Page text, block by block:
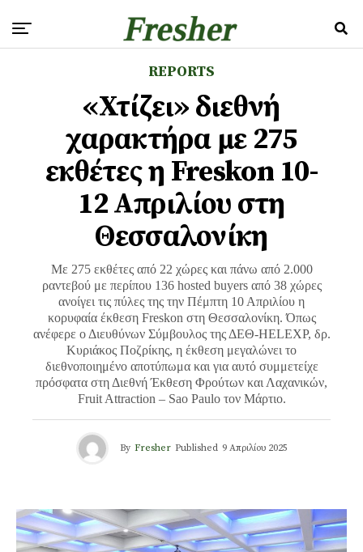
REPORTS
«Χτίζει» διεθνή
χαρακτήρα με 275
εκθέτες η Freskon 10-
12 Απριλίου στη
Θεσσαλονίκη
Με 275 εκθέτες από 22 χώρες και πάνω από 2.000
ραντεβού με περίπου 136 hosted buyers από 38 χώρες
ανοίγει τις πύλες της την Πέμπτη 10 Απριλίου η
κορυφαία έκθεση Freskon στη Θεσσαλονίκη. Όπως
ανέφερε ο Διευθύνων Σύμβουλος της ΔΕΘ-HELEXP, δρ.
Κυριάκος Ποζρίκης, η έκθεση μεγαλώνει το
διεθνοποιημένο αποτύπωμα και για αυτό συμμετείχε
πρόσφατα στη Διεθνή Έκθεση Φρούτων και Λαχανικών,
Fruit Attraction – Sao Paulo τον Μάρτιο.
By Fresher Published 9 Απριλίου 2025